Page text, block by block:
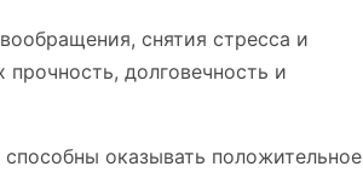
снятия стресса и
долговечность и
оказывать положительное